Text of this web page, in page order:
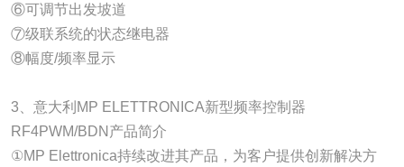
⑥可调节出发坡道
⑦级联系统的状态继电器
⑧幅度/频率显示
3、意大利MP ELETTRONICA新型频率控制器
RF4PWM/BDN产品简介
①MP Elettronica持续改进其产品，为客户提供创新解决方